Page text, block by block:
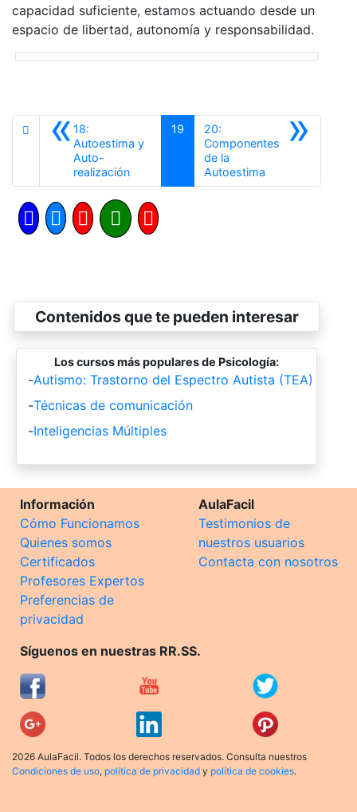
capacidad suficiente, estamos actuando desde un
espacio de libertad, autonomía y responsabilidad.
«18:
Autoestima y
Auto-
realizaciónAnterior
19 »
20:
Componentes
de la
Autoestima
Contenidos que te pueden interesar
Los cursos más populares de Psicología:
-Autismo: Trastorno del Espectro Autista (TEA)
-Técnicas de comunicación
-Inteligencias Múltiples
Información
Cómo Funcionamos
Quienes somos
Certificados
Profesores Expertos
Preferencias de
privacidad
AulaFacil
Testimonios de
nuestros usuarios
Contacta con nosotros
Síguenos en nuestras RR.SS.
2026 AulaFacil. Todos los derechos reservados. Consulta nuestros
Condiciones de uso, política de privacidad y política de cookies.